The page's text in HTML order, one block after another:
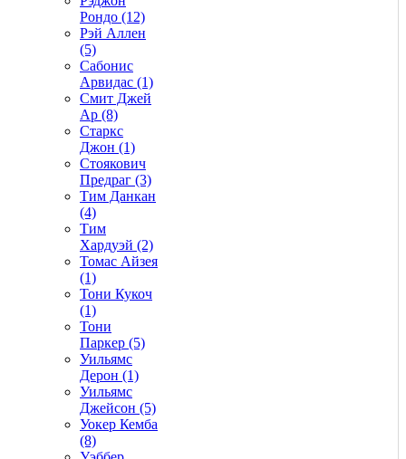
Рондо (12)
Рэй Аллен
(5)
Сабонис
Арвидас (1)
Смит Джей
Ар (8)
Старкс
Джон (1)
Стоякович
Предраг (3)
Тим Данкан
(4)
Тим
Хардуэй (2)
Томас Айзея
(1)
Тони Кукоч
(1)
Тони
Паркер (5)
Уильямс
Дерон (1)
Уильямс
Джейсон (5)
Уокер Кемба
(8)